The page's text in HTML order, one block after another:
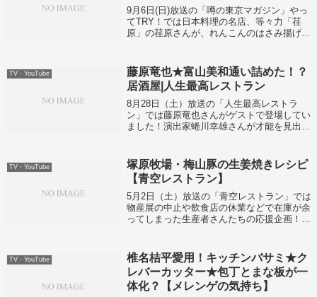
9月6日(日)放送の「噂の東京マガジン」やっ
てTRY！では日本料理の名店、等々力「荏
原」の荏原さんが、れんこんのはさみ揚げの
んこんのはさみ揚げのレシピがこちら！
TV・YouTube
藤原竜也★富山美和通い詰めた！？
居酒屋|人生最高レストラン
8月28日（土）放送の「人生最高レストラ
ン」では藤原竜也さんがゲストで登場してい
ました！演出家蜷川幸雄さんが才能を見出し
TV・YouTube
塚原牧場・梅山豚の生姜焼きレシピ
【青空レストラン】
5月2日（土）放送の「青空レストラン」では
物産展の中止や飲食店の休業などで在庫が余
ってしまった生産者さんたちの応援企画！と
TV・YouTube
椎名桔平愛用！キッチンバサミ★ク
レバーカッター★包丁とまな板が一
体化？【メレンゲの気持ち】